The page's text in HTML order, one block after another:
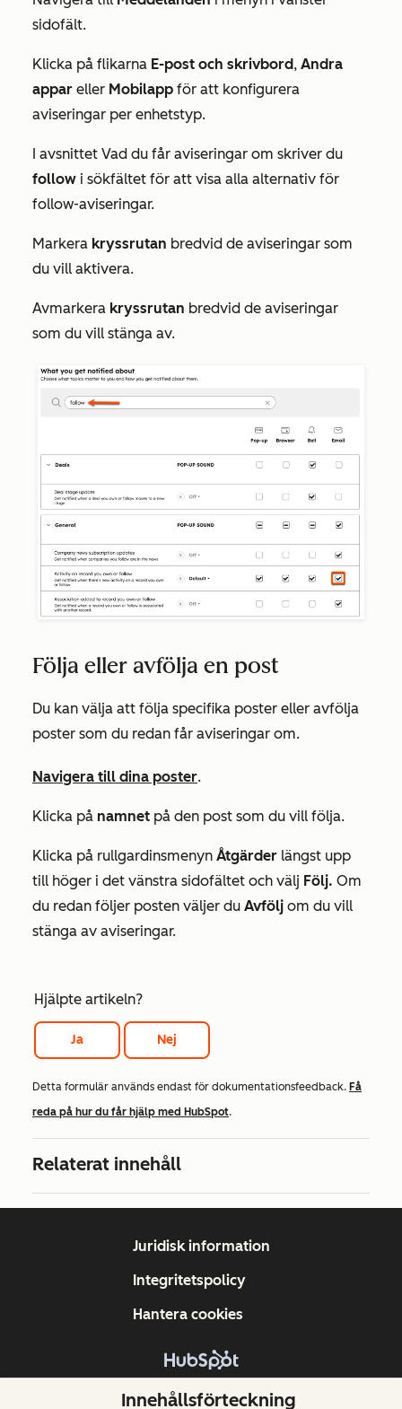
sidofält.
Klicka på flikarna E-post och skrivbord, Andra
appar eller Mobilapp för att konfigurera
aviseringar per enhetstyp.
I avsnittet Vad du får aviseringar om skriver du
follow i sökfältet för att visa alla alternativ för
follow-aviseringar.
Markera kryssrutan bredvid de aviseringar som
du vill aktivera.
Avmarkera kryssrutan bredvid de aviseringar
som du vill stänga av.
Följa eller avfölja en post
Du kan välja att följa specifika poster eller avfölja
poster som du redan får aviseringar om.
Navigera till dina poster.
Klicka på namnet på den post som du vill följa.
Klicka på rullgardinsmenyn Åtgärder längst upp
till höger i det vänstra sidofältet och välj Följ. Om
du redan följer posten väljer du Avfölj om du vill
stänga av aviseringar.
Hjälpte artikeln?
Ja Nej
Detta formulär används endast för dokumentationsfeedback. Få
reda på hur du får hjälp med HubSpot.
Relaterat innehåll
Innehållsförteckning
Copyright © 2026 HubSpot, Inc.
Juridisk information
Integritetspolicy
Hantera cookies